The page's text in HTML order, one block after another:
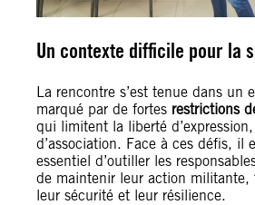
Un contexte difficile pour la
La rencontre s’est tenue dans un
marqué par de fortes restrictions
qui limitent la liberté
d’association. Face à ces défis, il
essentiel d’outiller les
de maintenir leur action militante,
leur sécurité et leur résilience.